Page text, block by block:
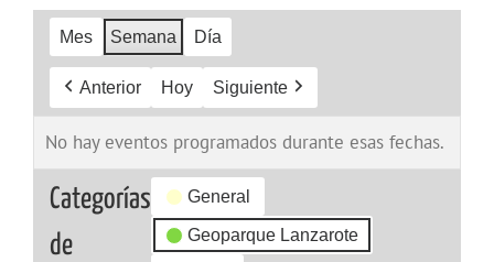
Mes Semana Día
Anterior Hoy Siguiente
No hay eventos programados durante esas fechas.
Categorías
de
General
Geoparque Lanzarote